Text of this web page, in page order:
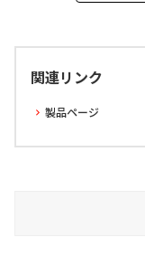
関連リンク
製品ページ